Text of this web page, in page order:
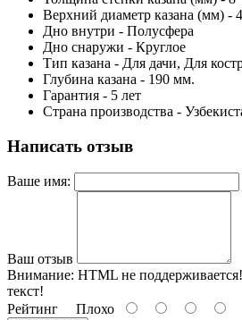
Верхний диаметр казана (мм) -
Дно внутри - Полусфера
Дно снаружи - Круглое
Тип казана - Для дачи, Для
Глубина казана - 190 мм.
Гарантия - 5 лет
Страна производства -
Написать отзыв
Ваше имя:
Ваш отзыв
Внимание: HTML не
текст!
Рейтинг Плохо